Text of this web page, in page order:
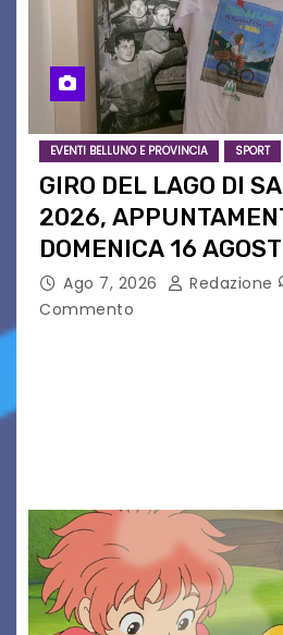
EVENTI BELLUNO E PROVINCIA SPORT
GIRO DEL LAGO DI
2026,
DOMENICA 16
Ago 7, 2026 Redazione
Commento